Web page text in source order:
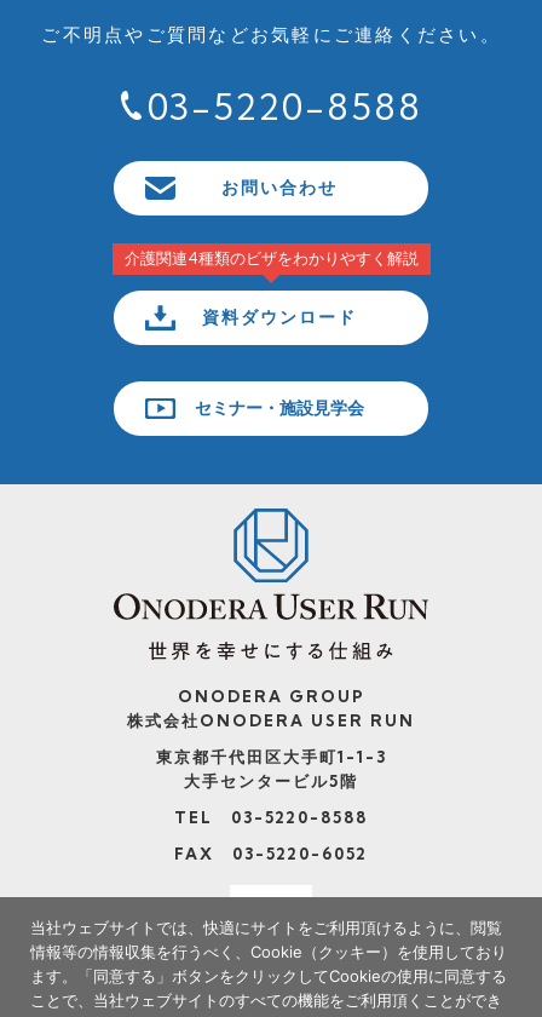
ご不明点やご質問などお気軽にご連絡ください。
03-5220-8588
お問い合わせ
介護関連4種類のビザをわかりやすく解説
資料ダウンロード
セミナー・施設見学会
ONODERA GROUP
株式会社ONODERA USER RUN
東京都千代田区大手町1-1-3
大手センタービル5階
TEL 03-5220-8588
FAX 03-5220-6052
当社ウェブサイトでは、快適にサイトをご利用頂けるように、閲覧
情報等の情報収集を行うべく、Cookie（クッキー）を使用しており
ます。
「同意する」ボタンをクリックしてCookieの使用に同意する
ことで、当社ウェブサイトのすべての機能をご利用頂くことができ